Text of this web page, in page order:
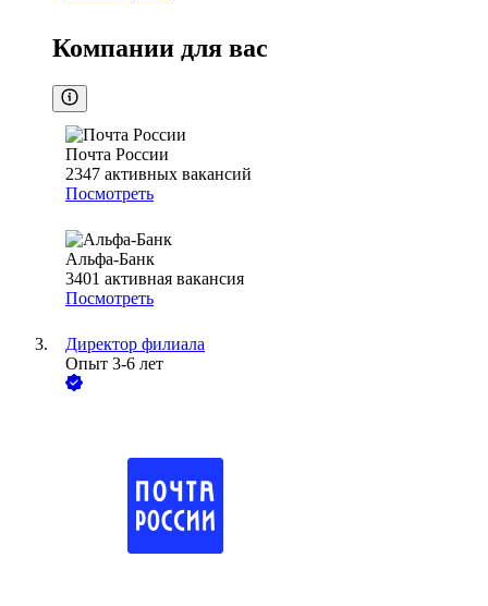
Компании для вас
Почта России
2347 активных вакансий
Посмотреть
Альфа-Банк
3401 активная вакансия
Посмотреть
Директор филиала
Опыт 3-6 лет